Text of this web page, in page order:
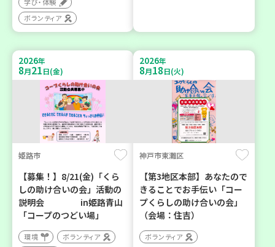
学び・体験
ボランティア
2026年
8月21日(金)
姫路市
【募集！】8/21(金)「くら
しの助け合いの会」活動の
説明会 in姫路青山
「コープのつどい場」
環境
ボランティア
2026年
8月18日(火)
神戸市東灘区
【第3地区本部】あなたので
きることでお手伝い「コー
プくらしの助け合いの会」
（会場：住吉）
ボランティア